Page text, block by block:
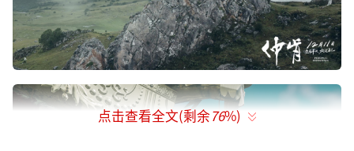
点击查看全文(剩余76%)